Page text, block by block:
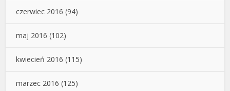
czerwiec 2016 (94)
maj 2016 (102)
kwiecień 2016 (115)
marzec 2016 (125)